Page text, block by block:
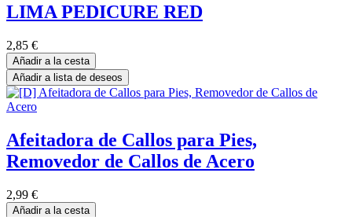
LIMA PEDICURE RED
2,85 €
Añadir a la cesta
Añadir a lista de deseos
Afeitadora de Callos para Pies,
Removedor de Callos de Acero
2,99 €
Añadir a la cesta